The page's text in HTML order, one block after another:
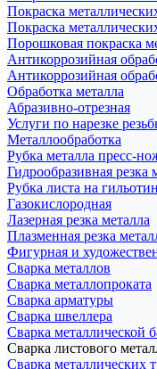
Покраска
Покраска
Порошковая покраска
Антикоррозийная
Антикоррозийная
Обработка металла
Абразивно-отрезная
Услуги по нарезке
Металлообработка
Рубка металла пресс-
Гидрообразивная резка
Рубка листа на
Газокислородная
Лазерная резка металла
Плазменная резка
Фигурная и
Сварка металлов
Сварка металлопроката
Сварка арматуры
Сварка швеллера
Сварка металлической
Сварка листового
Сварка металлических